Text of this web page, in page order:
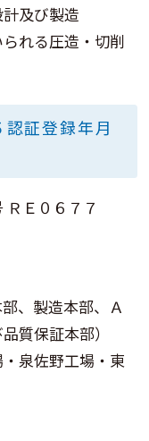
及び製造
れる圧造・切削
証登録年月
Ｅ０６７７
、製造本部、Ａ
質保証本部）
泉佐野工場・東